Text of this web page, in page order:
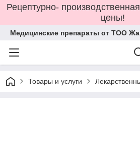
Рецептурно-
цены!
Медицинские препараты от ТОО
Товары и услуги